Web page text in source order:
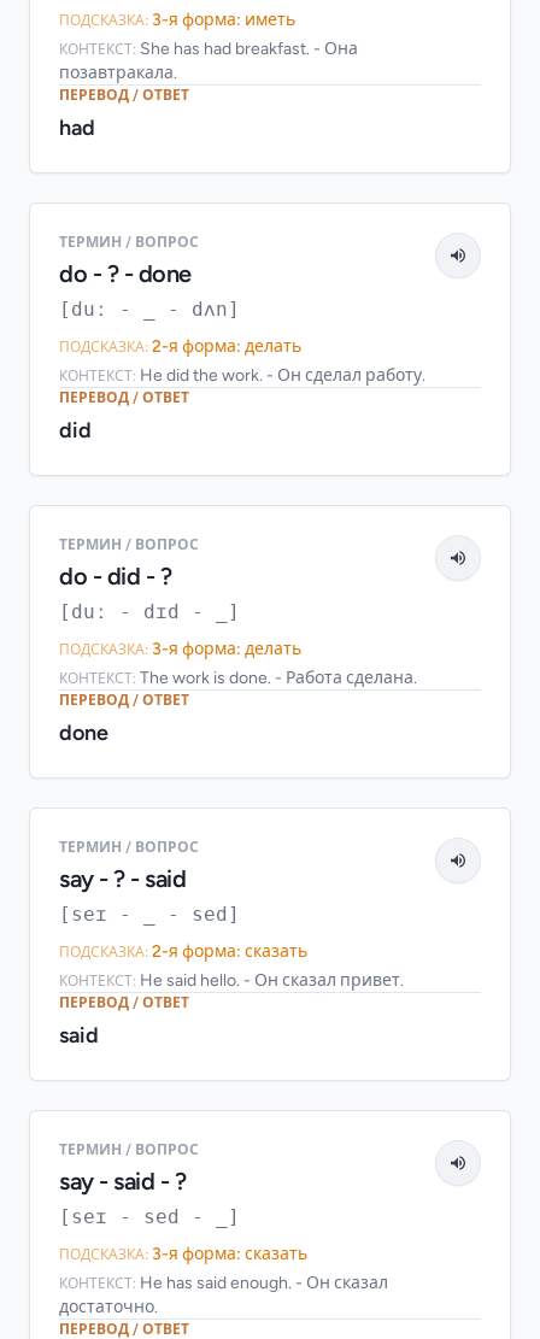
ПОДСКАЗКА: 3-я форма: иметь
КОНТЕКСТ: She has had breakfast. - Она
позавтракала.
ПЕРЕВОД / ОТВЕТ
had
ТЕРМИН / ВОПРОС
do - ? - done
[duː - _ - dʌn]
ПОДСКАЗКА: 2-я форма: делать
КОНТЕКСТ: He did the work. - Он сделал работу.
ПЕРЕВОД / ОТВЕТ
did
ТЕРМИН / ВОПРОС
do - did - ?
[duː - dɪd - _]
ПОДСКАЗКА: 3-я форма: делать
КОНТЕКСТ: The work is done. - Работа сделана.
ПЕРЕВОД / ОТВЕТ
done
ТЕРМИН / ВОПРОС
say - ? - said
[seɪ - _ - sed]
ПОДСКАЗКА: 2-я форма: сказать
КОНТЕКСТ: He said hello. - Он сказал привет.
ПЕРЕВОД / ОТВЕТ
said
ТЕРМИН / ВОПРОС
say - said - ?
[seɪ - sed - _]
ПОДСКАЗКА: 3-я форма: сказать
КОНТЕКСТ: He has said enough. - Он сказал
достаточно.
ПЕРЕВОД / ОТВЕТ